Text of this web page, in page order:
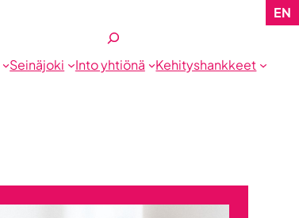
Etsi
Seinäjoki Into yhtiönä Kehityshankkeet
EN